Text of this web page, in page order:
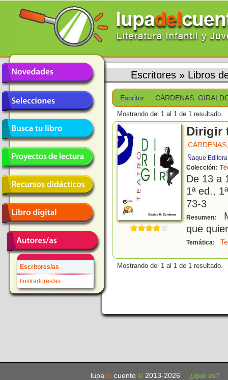
Escritores/as
Ilustradores/as
Escritores » Libros
Escritor: CÁRDENAS,
Mostrando del 1 al 1 de 1 resultado.
Dirigir
Ñaque Editora
Colección:
De 13 a
1ª ed.,
73-3
Resumen:
que
Temática:
Mostrando del 1 al 1 de 1 resultado.
lupadelcuento©2013-2026 ¿qué es?